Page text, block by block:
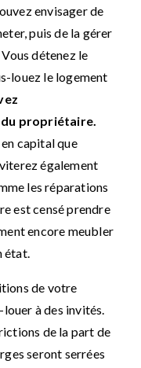
envisager de
puis de la gérer
détenez le
louez le logement
propriétaire.
capital que
également
les réparations
est censé prendre
encore meubler
état.
de votre
à des invités.
de la part de
seront serrées